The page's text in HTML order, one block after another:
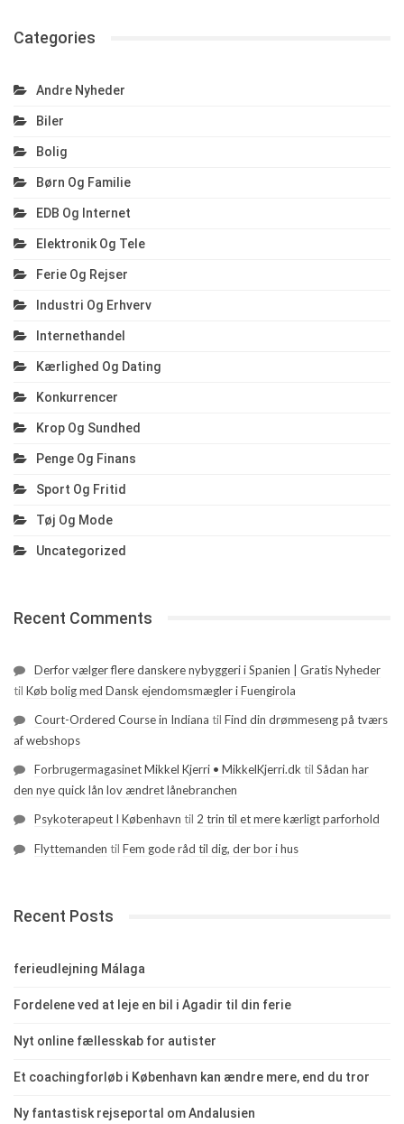
Categories
Andre Nyheder
Biler
Bolig
Børn Og Familie
EDB Og Internet
Elektronik Og Tele
Ferie Og Rejser
Industri Og Erhverv
Internethandel
Kærlighed Og Dating
Konkurrencer
Krop Og Sundhed
Penge Og Finans
Sport Og Fritid
Tøj Og Mode
Uncategorized
Recent Comments
Derfor vælger flere danskere nybyggeri i Spanien | Gratis Nyheder
til Køb bolig med Dansk ejendomsmægler i Fuengirola
Court-Ordered Course in Indiana til Find din drømmeseng på tværs
af webshops
Forbrugermagasinet Mikkel Kjerri • MikkelKjerri.dk til Sådan har
den nye quick lån lov ændret lånebranchen
Psykoterapeut I København til 2 trin til et mere kærligt parforhold
Flyttemanden til Fem gode råd til dig, der bor i hus
Recent Posts
ferieudlejning Málaga
Fordelene ved at leje en bil i Agadir til din ferie
Nyt online fællesskab for autister
Et coachingforløb i København kan ændre mere, end du tror
Ny fantastisk rejseportal om Andalusien